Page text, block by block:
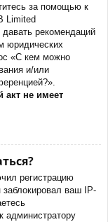
за помощью к
Limited
рекомендаций
юридических
«С кем можно
и/или
акт не имеет
регистрацию
ваш IP-
администратору